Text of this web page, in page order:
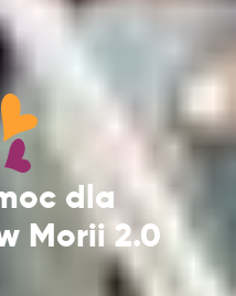
dla
Morii 2.0